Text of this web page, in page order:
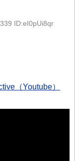
ID:eI0pUi8qr
（Youtube）